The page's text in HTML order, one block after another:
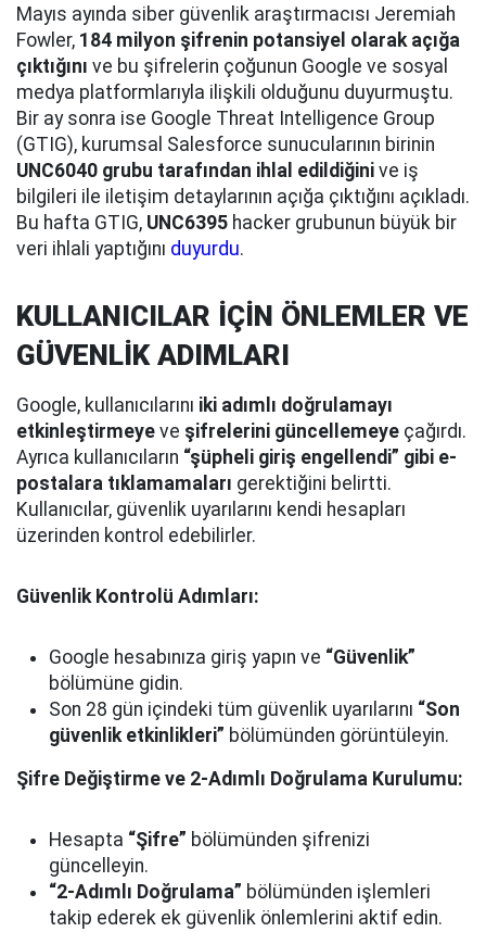
Mayıs ayında siber güvenlik araştırmacısı Jeremiah
Fowler, 184 milyon şifrenin potansiyel olarak açığa
çıktığını ve bu şifrelerin çoğunun Google ve sosyal
medya platformlarıyla ilişkili olduğunu duyurmuştu.
Bir ay sonra ise Google Threat Intelligence Group
(GTIG), kurumsal Salesforce sunucularının birinin
UNC6040 grubu tarafından ihlal edildiğini ve iş
bilgileri ile iletişim detaylarının açığa çıktığını açıkladı.
Bu hafta GTIG, UNC6395 hacker grubunun büyük bir
veri ihlali yaptığını duyurdu.
KULLANICILAR İÇİN ÖNLEMLER VE
GÜVENLİK ADIMLARI
Google, kullanıcılarını iki adımlı doğrulamayı
etkinleştirmeye ve şifrelerini güncellemeye çağırdı.
Ayrıca kullanıcıların “şüpheli giriş engellendi” gibi e-
postalara tıklamamaları gerektiğini belirtti.
Kullanıcılar, güvenlik uyarılarını kendi hesapları
üzerinden kontrol edebilirler.
Güvenlik Kontrolü Adımları:
Google hesabınıza giriş yapın ve “Güvenlik”
bölümüne gidin.
Son 28 gün içindeki tüm güvenlik uyarılarını “Son
güvenlik etkinlikleri” bölümünden görüntüleyin.
Şifre Değiştirme ve 2-Adımlı Doğrulama Kurulumu:
Hesapta “Şifre” bölümünden şifrenizi
güncelleyin.
“2-Adımlı Doğrulama” bölümünden işlemleri
takip ederek ek güvenlik önlemlerini aktif edin.